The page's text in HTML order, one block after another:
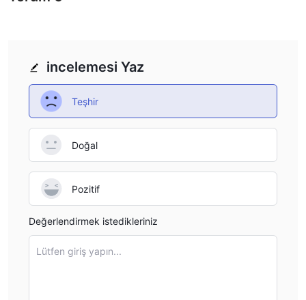
incelemesi Yaz
Teşhir
Doğal
Pozitif
Değerlendirmek istedikleriniz
Lütfen giriş yapın...